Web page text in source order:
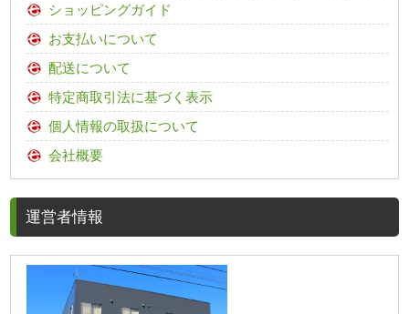
ショッピングガイド
お支払いについて
配送について
特定商取引法に基づく表示
個人情報の取扱について
会社概要
運営者情報